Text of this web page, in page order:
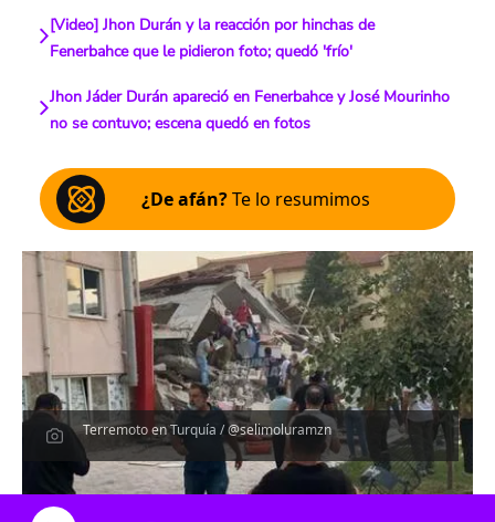
[Video] Jhon Durán y la reacción por hinchas de
Fenerbahce que le pidieron foto; quedó 'frío'
Jhon Jáder Durán apareció en Fenerbahce y José Mourinho
no se contuvo; escena quedó en fotos
¿De afán?Te lo resumimos
Terremoto en Turquía / @selimoluramzn
Escucha el artículo